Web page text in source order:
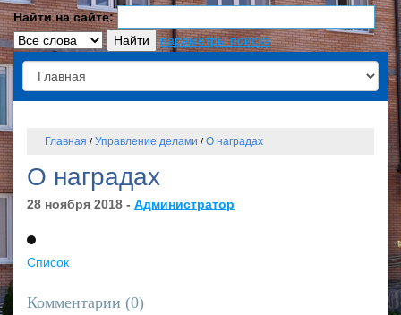
Найти на сайте:
параметры поиска
Главная / Управление делами / О наградах
О наградах
28 ноября 2018 - Администратор
Список
Комментарии (0)